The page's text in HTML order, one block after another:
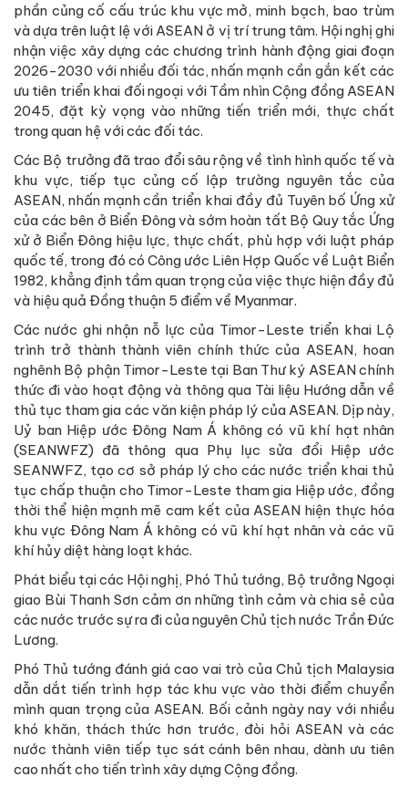
phần củng cố cấu trúc khu vực mở, minh bạch, bao trùm
và dựa trên luật lệ với ASEAN ở vị trí trung tâm. Hội nghị ghi
nhận việc xây dựng các chương trình hành động giai đoạn
2026-2030 với nhiều đối tác, nhấn mạnh cần gắn kết các
ưu tiên triển khai đối ngoại với Tầm nhìn Cộng đồng ASEAN
2045, đặt kỳ vọng vào những tiến triển mới, thực chất
trong quan hệ với các đối tác.
Các Bộ trưởng đã trao đổi sâu rộng về tình hình quốc tế và
khu vực, tiếp tục củng cố lập trường nguyên tắc của
ASEAN, nhấn mạnh cần triển khai đầy đủ Tuyên bố Ứng xử
của các bên ở Biển Đông và sớm hoàn tất Bộ Quy tắc Ứng
xử ở Biển Đông hiệu lực, thực chất, phù hợp với luật pháp
quốc tế, trong đó có Công ước Liên Hợp Quốc về Luật Biển
1982, khẳng định tầm quan trọng của việc thực hiện đầy đủ
và hiệu quả Đồng thuận 5 điểm về Myanmar.
Các nước ghi nhận nỗ lực của Timor-Leste triển khai Lộ
trình trở thành thành viên chính thức của ASEAN, hoan
nghênh Bộ phận Timor-Leste tại Ban Thư ký ASEAN chính
thức đi vào hoạt động và thông qua Tài liệu Hướng dẫn về
thủ tục tham gia các văn kiện pháp lý của ASEAN. Dịp này,
Uỷ ban Hiệp ước Đông Nam Á không có vũ khí hạt nhân
(SEANWFZ) đã thông qua Phụ lục sửa đổi Hiệp ước
SEANWFZ, tạo cơ sở pháp lý cho các nước triển khai thủ
tục chấp thuận cho Timor-Leste tham gia Hiệp ước, đồng
thời thể hiện mạnh mẽ cam kết của ASEAN hiện thực hóa
khu vực Đông Nam Á không có vũ khí hạt nhân và các vũ
khí hủy diệt hàng loạt khác.
Phát biểu tại các Hội nghị, Phó Thủ tướng, Bộ trưởng Ngoại
giao Bùi Thanh Sơn cảm ơn những tình cảm và chia sẻ của
các nước trước sự ra đi của nguyên Chủ tịch nước Trần Đức
Lương.
Phó Thủ tướng đánh giá cao vai trò của Chủ tịch Malaysia
dẫn dắt tiến trình hợp tác khu vực vào thời điểm chuyển
mình quan trọng của ASEAN. Bối cảnh ngày nay với nhiều
khó khăn, thách thức hơn trước, đòi hỏi ASEAN và các
nước thành viên tiếp tục sát cánh bên nhau, dành ưu tiên
cao nhất cho tiến trình xây dựng Cộng đồng.